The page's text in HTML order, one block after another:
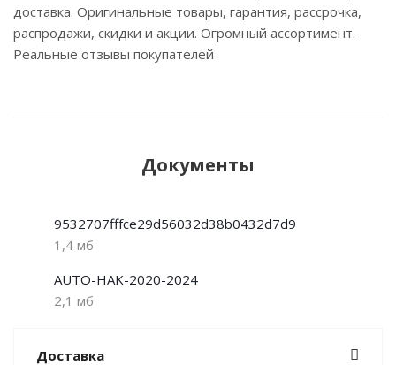
доставка. Оригинальные товары, гарантия, рассрочка,
распродажи, скидки и акции. Огромный ассортимент.
Реальные отзывы покупателей
Документы
9532707fffce29d56032d38b0432d7d9
1,4 мб
AUTO-HAK-2020-2024
2,1 мб
Доставка